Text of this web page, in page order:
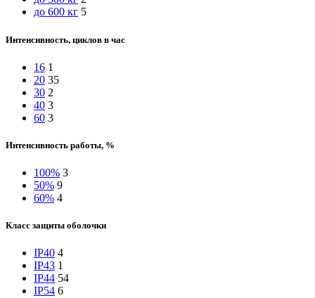
до 600 кг 5
Интенсивность, циклов в час
16 1
20 35
30 2
40 3
60 3
Интенсивность работы, %
100% 3
50% 9
60% 4
Класс защиты оболочки
IP40 4
IP43 1
IP44 54
IP54 6